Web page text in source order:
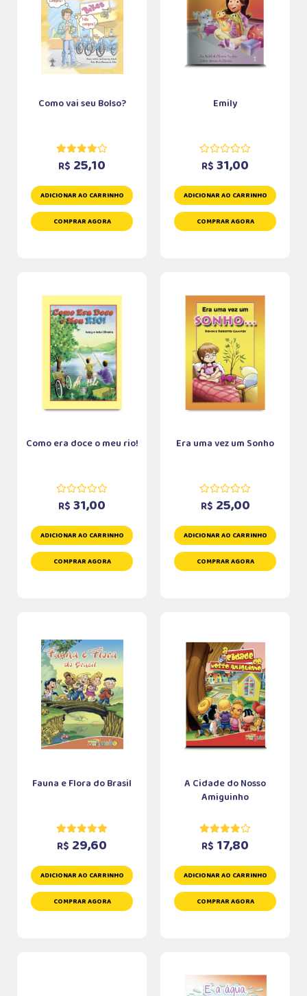
Como vai seu Bolso?
R$ 25,10
ADICIONAR AO CARRINHO
COMPRAR AGORA
Emily
R$ 31,00
ADICIONAR AO CARRINHO
COMPRAR AGORA
Como era doce o meu rio!
R$ 31,00
ADICIONAR AO CARRINHO
COMPRAR AGORA
Era uma vez um Sonho
R$ 25,00
ADICIONAR AO CARRINHO
COMPRAR AGORA
Fauna e Flora do Brasil
R$ 29,60
ADICIONAR AO CARRINHO
COMPRAR AGORA
A Cidade do Nosso
Amiguinho
R$ 17,80
ADICIONAR AO CARRINHO
COMPRAR AGORA